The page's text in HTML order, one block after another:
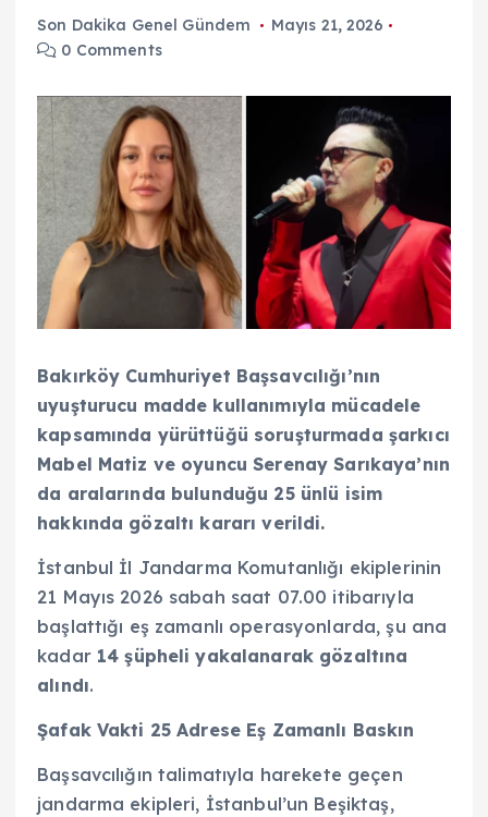
Son Dakika Genel Gündem
Mayıs 21, 2026
0 Comments
Bakırköy Cumhuriyet Başsavcılığı’nın
uyuşturucu madde kullanımıyla mücadele
kapsamında yürüttüğü soruşturmada şarkıcı
Mabel Matiz ve oyuncu Serenay Sarıkaya’nın
da aralarında bulunduğu 25 ünlü isim
hakkında gözaltı kararı verildi.
İstanbul İl Jandarma Komutanlığı ekiplerinin
21 Mayıs 2026 sabah saat 07.00 itibarıyla
başlattığı eş zamanlı operasyonlarda, şu ana
kadar 14 şüpheli yakalanarak gözaltına
alındı.
Şafak Vakti 25 Adrese Eş Zamanlı Baskın
Başsavcılığın talimatıyla harekete geçen
jandarma ekipleri, İstanbul’un Beşiktaş,